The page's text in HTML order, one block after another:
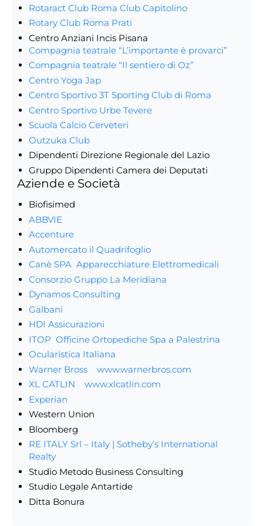
Rotaract Club Roma Club Capitolino
Rotary Club Roma Prati
Centro Anziani Incis Pisana
Compagnia teatrale “L’importante è provarci”
Compagnia teatrale “Il sentiero di Oz”
Centro Yoga Jap
Centro Sportivo 3T Sporting Club di Roma
Centro Sportivo Urbe Tevere
Scuola Calcio Cerveteri
Outzuka Club
Dipendenti Direzione Regionale del Lazio
Gruppo Dipendenti Camera dei Deputati
Aziende e Società
Biofisimed
ABBVIE
Accenture
Automercato il Quadrifoglio
Canè SPA Apparecchiature Elettromedicali
Consorzio Gruppo La Meridiana
Dynamos Consulting
Galbani
HDI Assicurazioni
ITOP Officine Ortopediche Spa a Palestrina
Ocularistica Italiana
Warner Bross
www.warnerbros.com
XL CATLIN
www.xlcatlin.com
Experian
Western Union
Bloomberg
RE ITALY Srl – Italy | Sotheby’s International
Realty
Studio Metodo Business Consulting
Studio Legale Antartide
Ditta Bonura